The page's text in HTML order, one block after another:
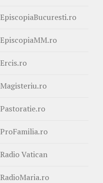
EpiscopiaBucuresti.ro
EpiscopiaMM.ro
Ercis.ro
Magisteriu.ro
Pastoratie.ro
ProFamilia.ro
Radio Vatican
RadioMaria.ro